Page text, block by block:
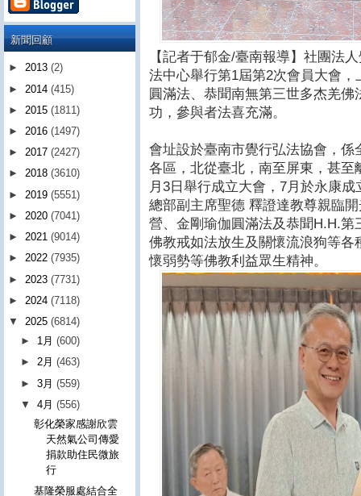
【記者于郁金/臺南報導】社團法
法中心舉行第1屆第2次會員大會
圓滿法、恭聞南無第三世多杰羌
功，參與者法喜充滿。
會址設於臺南市覺行弘法協會，
各區，北從臺北，南至屏東，甚
月3日舉行成立大會，7月於永康
總部副主席聖德 釋證達教尊親臨
營、金剛瑜伽圓滿法及恭聞H.H.
佛教戒如法放生及關懷流浪狗等
懷弱勢等佛教利益眾生精神。
新聞回顧
► 2013 (2)
► 2014 (415)
► 2015 (1811)
► 2016 (1497)
► 2017 (2427)
► 2018 (3610)
► 2019 (5551)
► 2020 (7041)
► 2021 (9014)
► 2022 (7935)
► 2023 (7731)
► 2024 (7118)
▼ 2025 (6814)
► 1月(600)
►2月(463)
►3月(559)
▼4月(556)
彰化榮家感謝欣雲
天然氣公司傳愛
捐款助住民微旅
行
基隆榮服處結合全